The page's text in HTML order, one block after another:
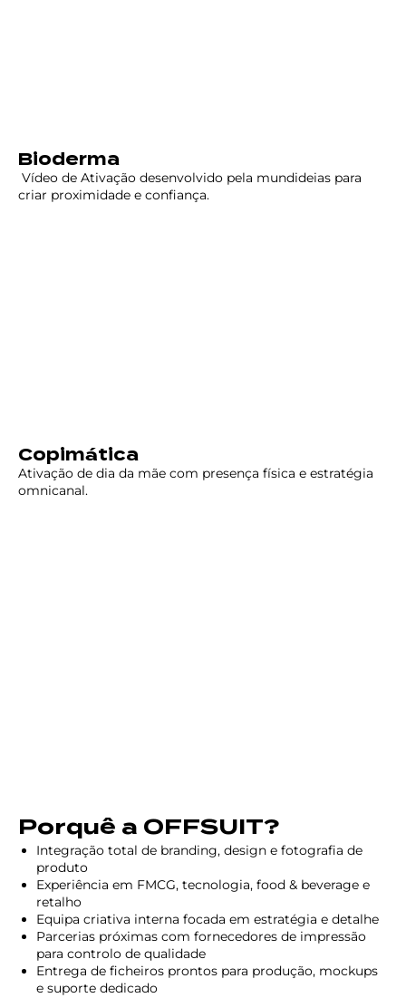
Bioderma
Vídeo de Ativação desenvolvido pela mundideias para
criar proximidade e confiança.
Copimática
Ativação de dia da mãe com presença física e estratégia
omnicanal.
Porquê a OFFSUIT?
Integração total de branding, design e fotografia de
produto
Experiência em FMCG, tecnologia, food & beverage e
retalho
Equipa criativa interna focada em estratégia e detalhe
Parcerias próximas com fornecedores de impressão
para controlo de qualidade
Entrega de ficheiros prontos para produção, mockups
e suporte dedicado